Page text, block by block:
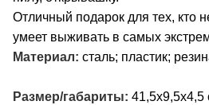
Отличный подарок для тех, кто
умеет выживать в самых
Материал: сталь; пластик;
Размер/габариты: